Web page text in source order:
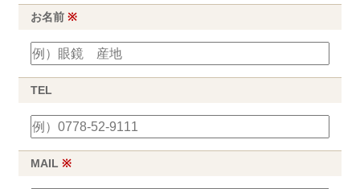
お名前※
TEL
MAIL※